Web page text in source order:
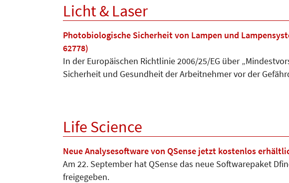
Licht & Laser
Photobiologische Sicherheit von Lampen und
62778)
In der Europäischen Richtlinie 2006/25/EG über
Sicherheit und Gesundheit der Arbeitnehmer vor der
Life Science
Neue Analysesoftware von QSense jetzt kostenlos
Am 22. September hat QSense das neue Softwarepaket
freigegeben.